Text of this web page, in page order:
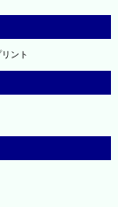
ント